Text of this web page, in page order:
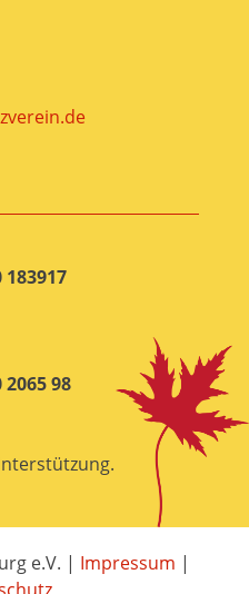
183917
2065 98
e.V. | Impressum |